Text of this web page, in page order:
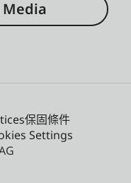
Media
保固條件
Settings